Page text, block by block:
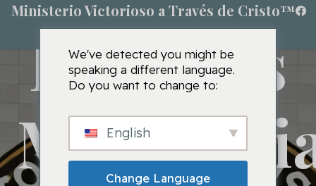
Ministerio Victorioso a Través de Cristo™
Escuelas
We've detected you might be
speaking a different language.
Do you want to change to:
English
Change Language